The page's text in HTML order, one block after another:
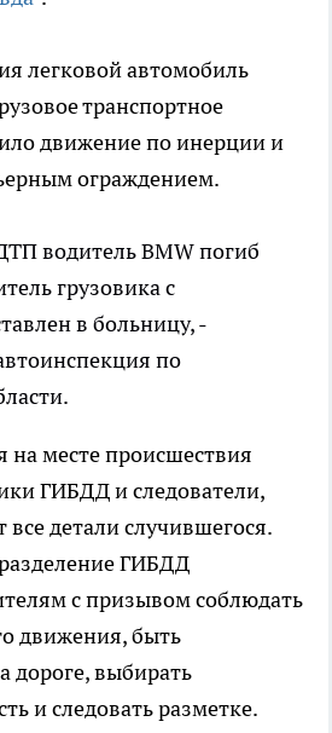
легковой автомобиль
транспортное
движение по инерции и
ограждением.
водитель BMW погиб
грузовика с
в больницу, -
по
на месте происшествия
ГИБДД и следователи,
детали случившегося.
ГИБДД
с призывом соблюдать
движения, быть
дороге, выбирать
и следовать разметке.